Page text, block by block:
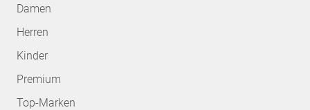
Damen
Herren
Kinder
Premium
Top-Marken